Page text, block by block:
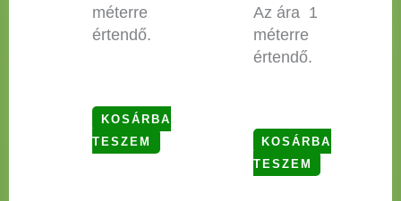
méterre
értendő.
KOSÁRBA
TESZEM
Az ára 1
méterre
értendő.
KOSÁRBA
TESZEM